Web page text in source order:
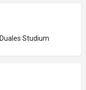
Duales Studium